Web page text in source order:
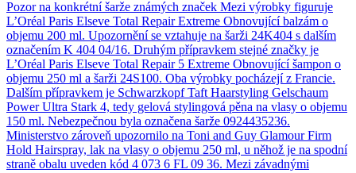
Pozor na konkrétní šarže známých značek Mezi výrobky figuruje
L’Oréal Paris Elseve Total Repair Extreme Obnovující balzám o
objemu 200 ml. Upozornění se vztahuje na šarži 24K404 s dalším
označením K 404 04/16. Druhým přípravkem stejné značky je
L’Oréal Paris Elseve Total Repair 5 Extreme Obnovující šampon o
objemu 250 ml a šarži 24S100. Oba výrobky pocházejí z Francie.
Dalším přípravkem je Schwarzkopf Taft Haarstyling Gelschaum
Power Ultra Stark 4, tedy gelová stylingová pěna na vlasy o objemu
150 ml. Nebezpečnou byla označena šarže 0924435236.
Ministerstvo zároveň upozornilo na Toni and Guy Glamour Firm
Hold Hairspray, lak na vlasy o objemu 250 ml, u něhož je na spodní
straně obalu uveden kód 4 073 6 FL 09 36. Mezi závadnými